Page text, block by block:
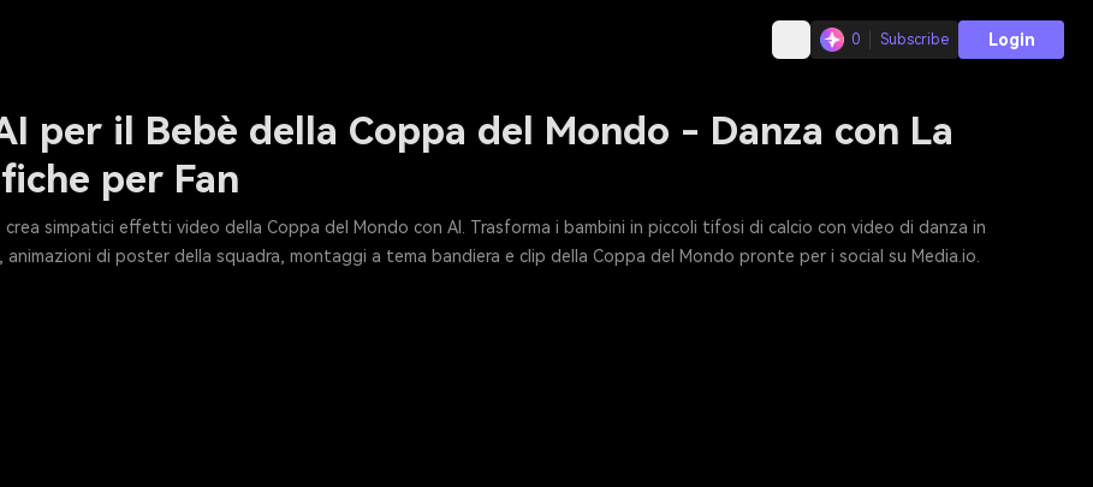
0 Subscribe Login
per il Bebè della Coppa del Mondo - Danza con La
per Fan
simpatici effetti video della Coppa del Mondo con AI. Trasforma i bambini in piccoli tifosi di calcio con video di danza in
di poster della squadra, montaggi a tema bandiera e clip della Coppa del Mondo pronte per i social su Media.io.